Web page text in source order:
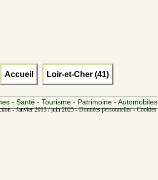
Accueil Loir-et-Cher (41)
- Santé - Tourisme - Patrimoine - Automobiles
- Janvier 2013 / juin 2025 -Données personnelles -